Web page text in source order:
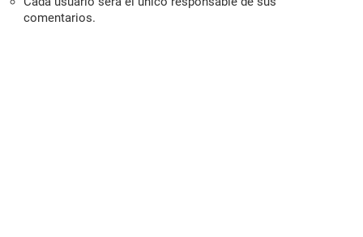
comentarios.